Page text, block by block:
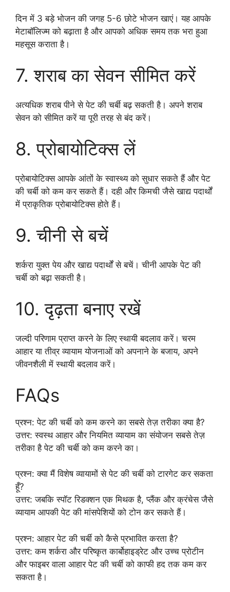
दिन में 3 बड़े भोजन की जगह 5-6 छोटे भोजन खाएं। यह आपके
मेटाबॉलिज्म को बढ़ाता है और आपको अधिक समय तक भरा हुआ
महसूस कराता है।
7. शराब का सेवन सीमित करें
अत्यधिक शराब पीने से पेट की चर्बी बढ़ सकती है। अपने शराब
सेवन को सीमित करें या पूरी तरह से बंद करें।
8. प्रोबायोटिक्स लें
प्रोबायोटिक्स आपके आंतों के स्वास्थ्य को सुधार सकते हैं और पेट
की चर्बी को कम कर सकते हैं। दही और किमची जैसे खाद्य पदार्थों
में प्राकृतिक प्रोबायोटिक्स होते हैं।
9. चीनी से बचें
शर्करा युक्त पेय और खाद्य पदार्थों से बचें। चीनी आपके पेट की
चर्बी को बढ़ा सकती है।
10. दृढ़ता बनाए रखें
जल्दी परिणाम प्राप्त करने के लिए स्थायी बदलाव करें। चरम
आहार या तीव्र व्यायाम योजनाओं को अपनाने के बजाय, अपने
जीवनशैली में स्थायी बदलाव करें।
FAQs
प्रश्न: पेट की चर्बी को कम करने का सबसे तेज़ तरीका क्या है?
उत्तर: स्वस्थ आहार और नियमित व्यायाम का संयोजन सबसे तेज़
तरीका है पेट की चर्बी को कम करने का।
प्रश्न: क्या मैं विशेष व्यायामों से पेट की चर्बी को टारगेट कर सकता
हूँ?
उत्तर: जबकि स्पॉट रिडक्शन एक मिथक है, प्लैंक और क्रंचेस जैसे
व्यायाम आपकी पेट की मांसपेशियों को टोन कर सकते हैं।
प्रश्न: आहार पेट की चर्बी को कैसे प्रभावित करता है?
उत्तर: कम शर्करा और परिष्कृत कार्बोहाइड्रेट और उच्च प्रोटीन
और फाइबर वाला आहार पेट की चर्बी को काफी हद तक कम कर
सकता है।